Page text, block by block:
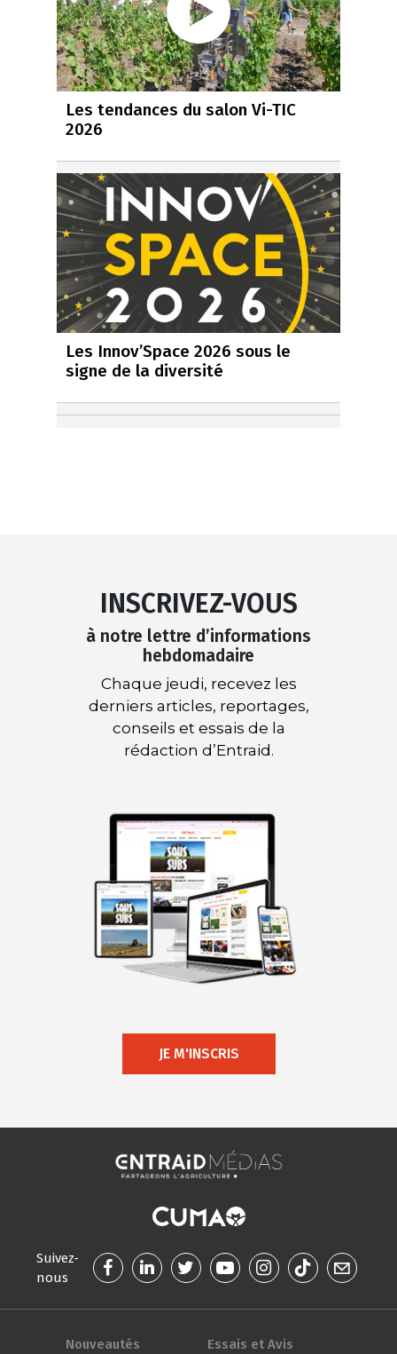
Les tendances du salon Vi-TIC
2026
Les Innov’Space 2026 sous le
signe de la diversité
INSCRIVEZ-VOUS
à notre lettre d’informations
hebdomadaire
Chaque jeudi, recevez les
derniers articles, reportages,
conseils et essais de la
rédaction d’Entraid.
JE M'INSCRIS
Suivez-
nous
Nouveautés Essais et Avis